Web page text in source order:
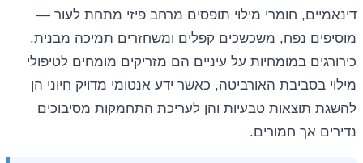
דינאמיים, חומרי מילוי תופסים מרחב פיזי מתחת לעור —
מוסיפים נפח, משכשכים קפלים ומשחזרים תמיכה מבנית.
כירורגים במומחיות על עיניים הם מזריקים מומחים לטיפולי
מילוי בסביבת האורביטה, כאשר ידע אנטומי מדויק חיוני הן
להשגת תוצאות טבעיות והן לעריכת התחמקות מסיבוכים
נדירים אך חמורים.